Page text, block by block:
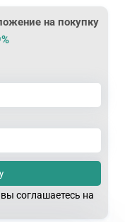
на покупку
соглашаетесь на